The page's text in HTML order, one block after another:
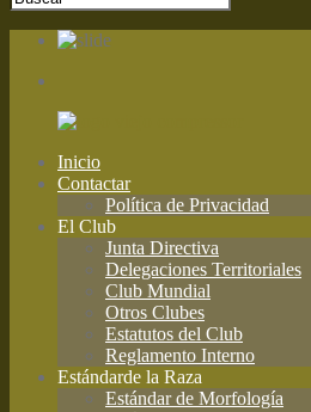
Inicio
Contactar
Política de Privacidad
El Club
Junta Directiva
Delegaciones Territoriales
Club Mundial
Otros Clubes
Estatutos del Club
Reglamento Interno
Estándarde la Raza
Estándar de Morfología